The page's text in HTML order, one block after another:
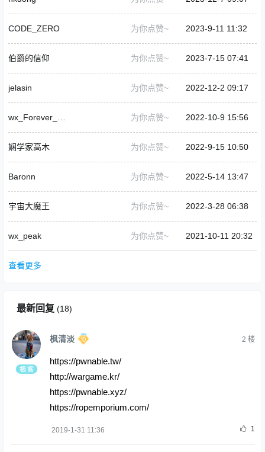
CODE_ZERO 为你点赞~ 2023-9-11 11:32
伯爵的信仰 为你点赞~ 2023-7-15 07:41
jelasin 为你点赞~ 2022-12-2 09:17
为你点赞~ 2022-10-9 15:56
娴学家高木 为你点赞~ 2022-9-15 10:50
Baronn 为你点赞~ 2022-5-14 13:47
宇宙大魔王 为你点赞~ 2022-3-28 06:38
wx_peak 为你点赞~ 2021-10-11 20:32
查看更多
最新回复 (18)
枫清淡 2 楼
https://pwnable.tw/
http://wargame.kr/
https://pwnable.xyz/
https://ropemporium.com/
2019-1-31 11:36 1